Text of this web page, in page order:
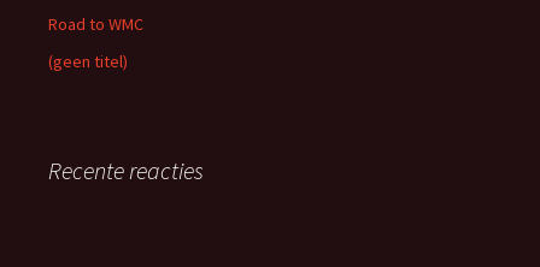
Road to WMC
(geen titel)
Recente reacties